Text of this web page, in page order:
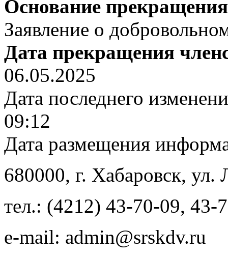
Основание
Заявление о
Дата прекращения
06.05.2025
Дата последнего
09:12
Дата размещения
680000, г. Хабаровск, ул.
тел.: (4212) 43-70-09, 43-
e-mail: admin@srskdv.ru